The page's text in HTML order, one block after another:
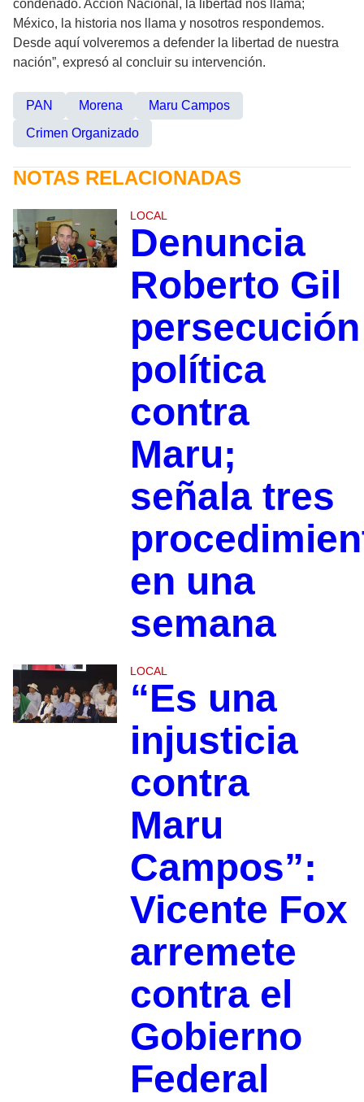
condenado. Acción Nacional, la libertad nos llama;
México, la historia nos llama y nosotros respondemos.
Desde aquí volveremos a defender la libertad de nuestra
nación”, expresó al concluir su intervención.
PAN Morena
Maru Campos
Crimen Organizado
NOTAS RELACIONADAS
LOCAL
Denuncia
Roberto Gil
persecución
política
contra
Maru;
señala tres
en una
semana
LOCAL
“Es una
injusticia
contra
Maru
Campos”:
Vicente Fox
arremete
contra el
Gobierno
Federal